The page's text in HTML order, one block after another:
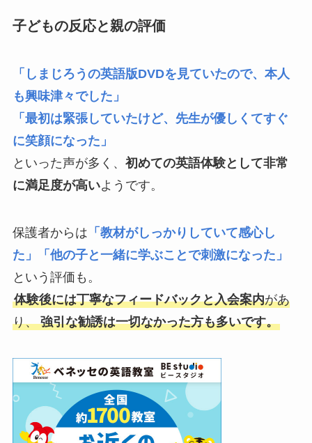
子どもの反応と親の評価
「しまじろうの英語版DVDを見ていたので、本人
も興味津々でした」
「最初は緊張していたけど、先生が優しくてすぐ
に笑顔になった」
といった声が多く、 初めての英語体験として非常
に満足度が高いようです。
保護者からは 「教材がしっかりしていて感心し
た」「他の子と一緒に学ぶことで刺激になった」
という評価も。
体験後には丁寧なフィードバックと入会案内があ
り、 強引な勧誘は一切なかった方も多いです。